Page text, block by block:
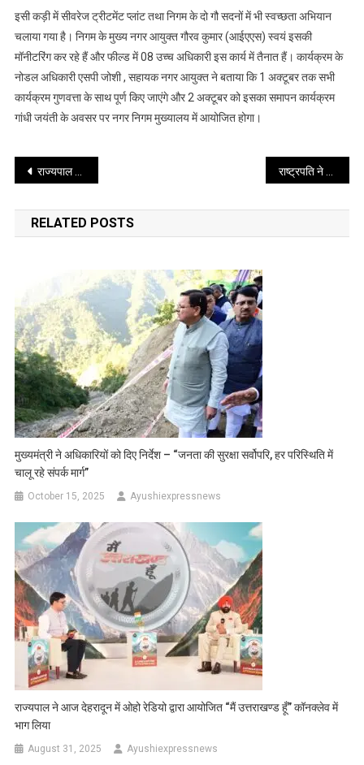
इसी कड़ी में सीवरेज ट्रीटमेंट प्लांट तथा निगम के दो गौ सदनों में भी स्वच्छता अभियान
चलाया गया है। निगम के मुख्य नगर आयुक्त गौरव कुमार (आईएएस) स्वयं इसकी
मॉनीटरिंग कर रहे हैं और फील्ड में 08 उच्च अधिकारी इस कार्य में तैनात हैं। कार्यक्रम के
नोडल अधिकारी एसपी जोशी , सहायक नगर आयुक्त ने बताया कि 1 अक्टूबर तक सभी
कार्यक्रम गुणवत्ता के साथ पूर्ण किए जाएंगे और 2 अक्टूबर को इसका समापन कार्यक्रम
गांधी जयंती के अवसर पर नगर निगम मुख्यालय में आयोजित होगा।
Post
navigation
राज्यपाल ने प्रदर्शनी का अवलोकन करते हुए खेती किसानी के तौर-तरीके में हो रहे बदलावों की बारीकी से जानकारी ली और सेब उत्पादकों से भेंट की
RELATED POSTS
मुख्यमंत्री ने अधिकारियों को दिए निर्देश – “जनता की सुरक्षा सर्वोपरि, हर परिस्थिति में
चालू रहे संपर्क मार्ग”
October 15, 2025 Ayushiexpressnews
राज्यपाल ने आज देहरादून में ओहो रेडियो द्वारा आयोजित “मैं उत्तराखण्ड हूँ” कॉनक्लेव में
भाग लिया
August 31, 2025 Ayushiexpressnews